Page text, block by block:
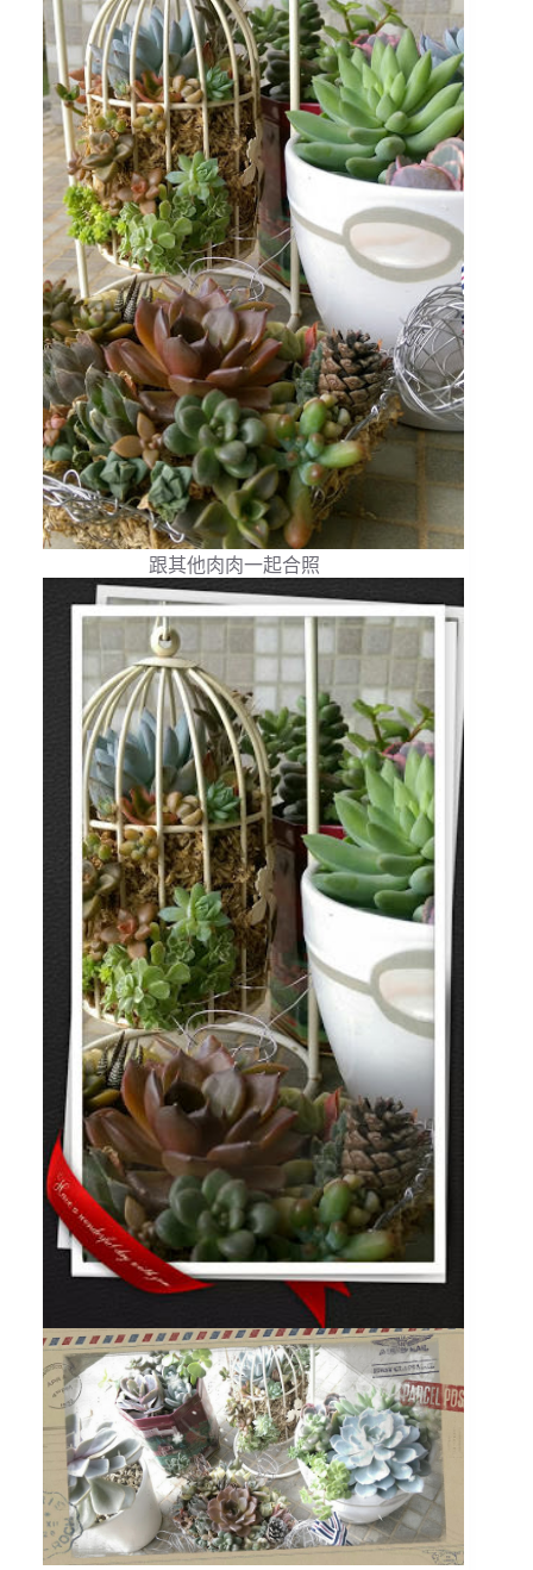
跟其他肉肉一起合照